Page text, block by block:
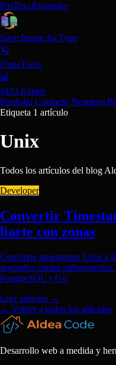
ProText Expander
Save Image As Type
🪐
DuneTools
📊
SEO Expert
Portfolio Contacto Nosotros
Etiqueta 1 artículo
Unix
Todos los artículos del blog
Developer
Convertir
liarte con zonas
Convierte timestamps Unix a
segundos contra
PostgreSQL y Go.
Leer artículo →
← Volver a todos los artículos
Desarrollo web a medida y